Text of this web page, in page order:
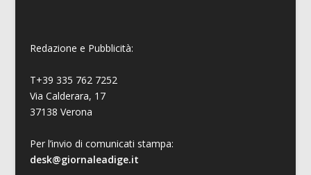
Redazione e Pubblicità:
T+39 335 762 7252
Via Calderara, 17
37138 Verona
Per l’invio di comunicati stampa:
desk@giornaleadige.it